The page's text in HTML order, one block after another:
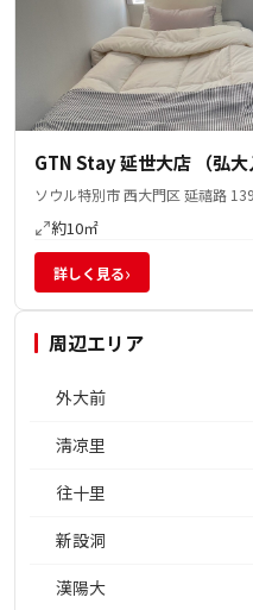
GTN Stay 延世大店 （弘大
ソウル特別市 西大門区 延禧路
約10㎡
詳しく見る›
周辺エリア
外大前
淸凉里
往十里
新設洞
漢陽大